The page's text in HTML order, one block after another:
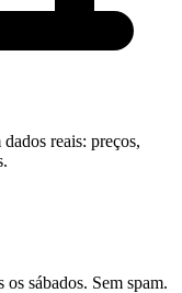
reais: preços,
sábados. Sem spam.